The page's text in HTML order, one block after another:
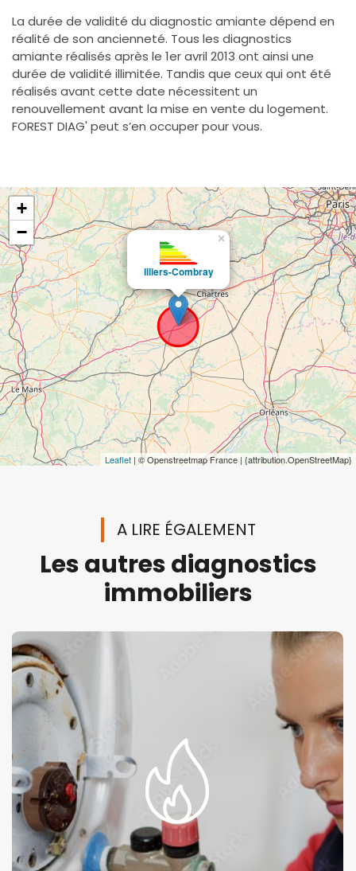
La durée de validité du diagnostic amiante dépend en
réalité de son ancienneté. Tous les diagnostics
amiante réalisés après le 1er avril 2013 ont ainsi une
durée de validité illimitée. Tandis que ceux qui ont été
réalisés avant cette date nécessitent un
renouvellement avant la mise en vente du logement.
FOREST DIAG' peut s’en occuper pour vous.
Illiers-Combray
×
+
−
Leaflet | © Openstreetmap France | {attribution.OpenStreetMap}
A LIRE ÉGALEMENT
Les autres diagnostics
immobiliers